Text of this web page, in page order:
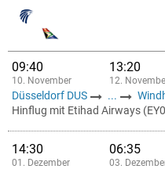
09:40
10. November
13:20
12.
Düsseldorf DUS ...
Hinflug mit Etihad Airways
14:30
01. Dezember
06:35
03.